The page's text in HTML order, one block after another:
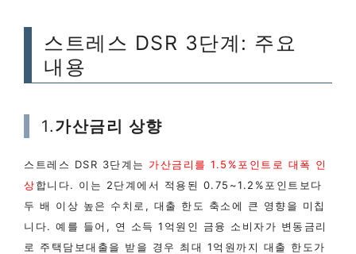
스트레스 DSR 3단계: 주요
내용
1.가산금리 상향
스트레스 DSR 3단계는 가산금리를 1.5%포인트로 대폭 인
상합니다. 이는 2단계에서 적용된 0.75~1.2%포인트보다
두 배 이상 높은 수치로, 대출 한도 축소에 큰 영향을 미칩
니다. 예를 들어, 연 소득 1억원인 금융 소비자가 변동금리
로 주택담보대출을 받을 경우 최대 1억원까지 대출 한도가